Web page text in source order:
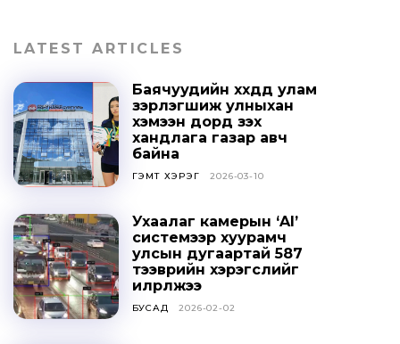
LATEST ARTICLES
Баячуудийн хүүхдүүд улам
зэрлэгшиж улныхан
хэмээн дорд үзэх
хандлага газар авч
байна
ГЭМТ ХЭРЭГ 2026-03-10
Ухаалаг камерын ‘AI’
системээр хуурамч
улсын дугаартай 587
тээврийн хэрэгслийг
илрүүлжээ
БУСАД 2026-02-02